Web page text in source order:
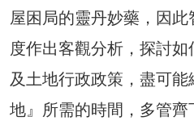
屋困局的靈丹妙藥，因
度作出客觀分析，探討
及土地行政政策，盡可
地』所需的時間，多管